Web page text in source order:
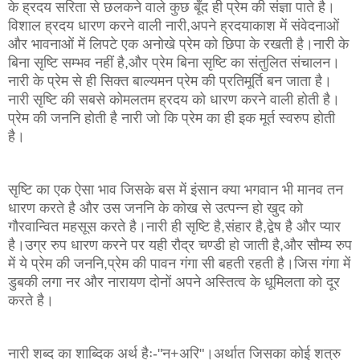
के ह्रदय सरिता से छलकने वाले कुछ बूँद ही प्रेम की संज्ञा पाते है।
विशाल ह्रदय धारण करने वाली नारी,अपने ह्रदयाकाश में संवेदनाओं
और भावनाओं में लिपटे एक अनोखे प्रेम को छिपा के रखती है।नारी के
बिना सृष्टि सम्भव नहीं है,और प्रेम बिना सृष्टि का संतुलित संचालन।
नारी के प्रेम से ही सिक्त बाल्यमन प्रेम की प्रतिमूर्ति बन जाता है।
नारी सृष्टि की सबसे कोमलतम ह्रदय को धारण करने वाली होती है।
प्रेम की जननि होती है नारी जो कि प्रेम का ही इक मूर्त स्वरुप होती
है।
सृष्टि का एक ऐसा भाव जिसके बस में इंसान क्या भगवान भी मानव तन
धारण करते है और उस जननि के कोख से उत्पन्न हो खुद को
गौरवान्वित महसूस करते है।नारी ही सृष्टि है,संहार है,द्वेष है और प्यार
है।उग्र रुप धारण करने पर यही रौद्र चण्डी हो जाती है,और सौम्य रुप
में ये प्रेम की जननि,प्रेम की पावन गंगा सी बहती रहती है।जिस गंगा में
डुबकी लगा नर और नारायण दोनों अपने अस्तित्व के धूमिलता को दूर
करते है।
नारी शब्द का शाब्दिक अर्थ हैः-"न+अरि"।अर्थात जिसका कोई शत्रु